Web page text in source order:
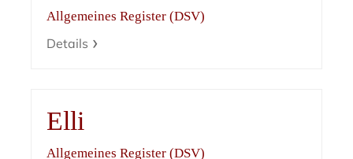
Allgemeines Register (DSV)
Details
Elli
Allgemeines Register (DSV)